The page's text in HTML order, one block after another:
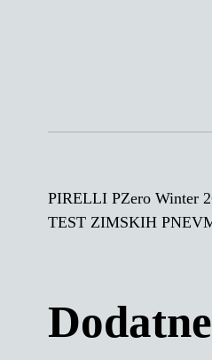
PIRELLI PZero Winter
TEST ZIMSKIH